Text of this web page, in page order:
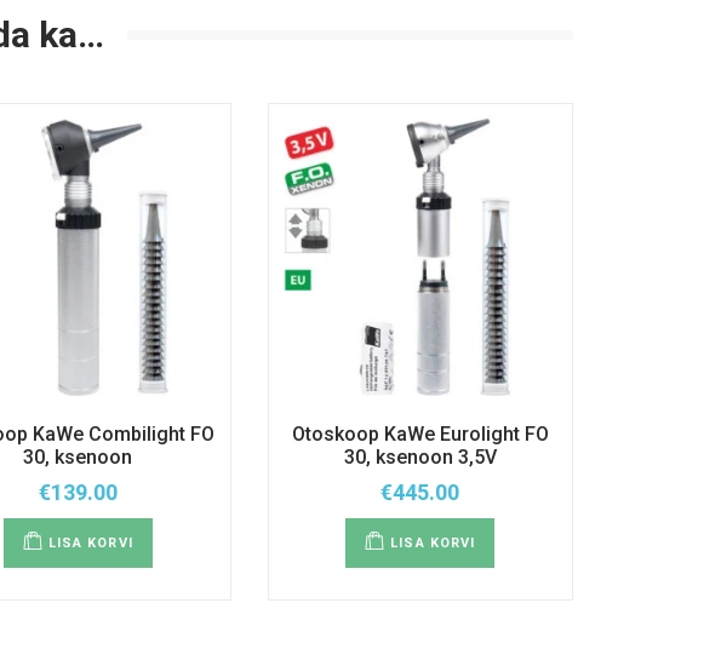
ka…
KaWe Combilight FO
30, ksenoon
€139.00
LISA KORVI
Otoskoop KaWe Eurolight FO
30, ksenoon 3,5V
€445.00
LISA KORVI